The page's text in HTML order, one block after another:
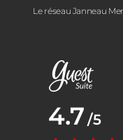
Le réseau Janneau
Note moyenne :
4.7 /5